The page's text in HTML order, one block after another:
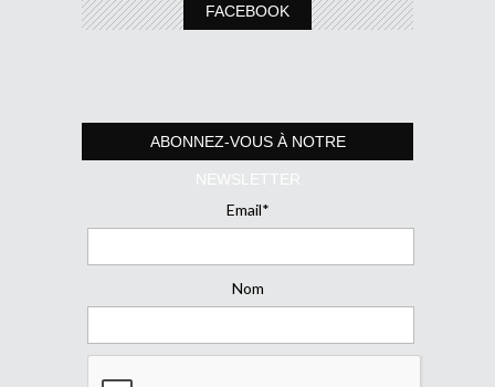
FACEBOOK
ABONNEZ-VOUS À NOTRE
NEWSLETTER
Email*
Nom